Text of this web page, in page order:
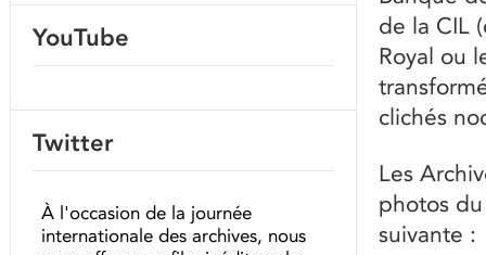
de la CIL
Royal ou
clichés
Les
photos
suivante :
YouTube
Twitter
À l'occasion de la journée
internationale des archives, nous